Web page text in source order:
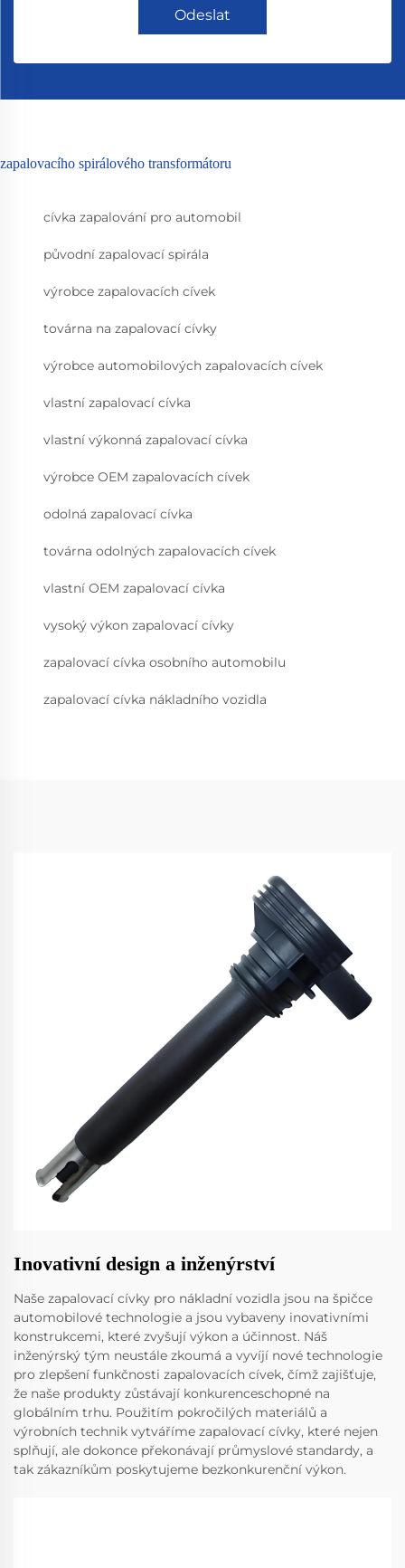
Odeslat
zapalovacího spirálového transformátoru
cívka zapalování pro automobil
původní zapalovací spirála
výrobce zapalovacích cívek
továrna na zapalovací cívky
výrobce automobilových zapalovacích cívek
vlastní zapalovací cívka
vlastní výkonná zapalovací cívka
výrobce OEM zapalovacích cívek
odolná zapalovací cívka
továrna odolných zapalovacích cívek
vlastní OEM zapalovací cívka
vysoký výkon zapalovací cívky
zapalovací cívka osobního automobilu
zapalovací cívka nákladního vozidla
Inovativní design a inženýrství
Naše zapalovací cívky pro nákladní vozidla jsou na špičce
automobilové technologie a jsou vybaveny inovativními
konstrukcemi, které zvyšují výkon a účinnost. Náš
inženýrský tým neustále zkoumá a vyvíjí nové technologie
pro zlepšení funkčnosti zapalovacích cívek, čímž zajišťuje,
že naše produkty zůstávají konkurenceschopné na
globálním trhu. Použitím pokročilých materiálů a
výrobních technik vytváříme zapalovací cívky, které nejen
splňují, ale dokonce překonávají průmyslové standardy, a
tak zákazníkům poskytujeme bezkonkurenční výkon.